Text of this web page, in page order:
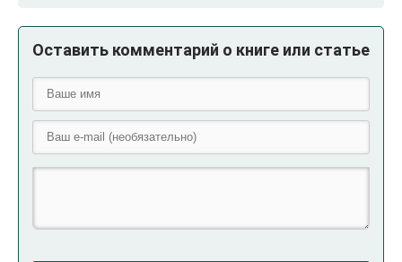
Оставить комментарий о книге или статье